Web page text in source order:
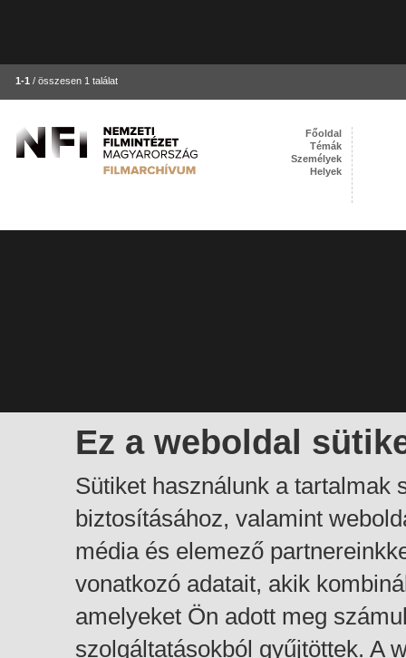
1-1 / összesen 1 találat
Ez a weboldal
Sütiket használunk a tartalmak
biztosításához, valamint
média és elemező
vonatkozó adatait, akik
amelyeket Ön adott meg
szolgáltatásokból gyűjtöttek. A
Főoldal
Témák
Személyek
Helyek